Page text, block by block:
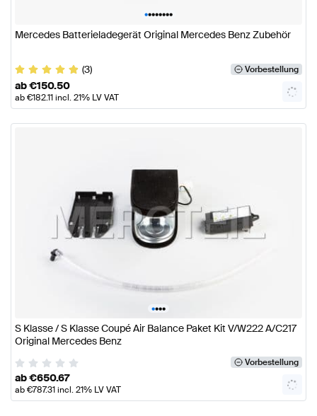
••••••••
Mercedes Batterieladegerät Original Mercedes Benz Zubehör
(3) Vorbestellung
ab€150.50
ab€182.11incl. 21% LV VAT
••••
S Klasse / S Klasse Coupé Air Balance Paket Kit V/W222 A/C217
Original Mercedes Benz
Vorbestellung
ab€650.67
ab€787.31incl. 21% LV VAT